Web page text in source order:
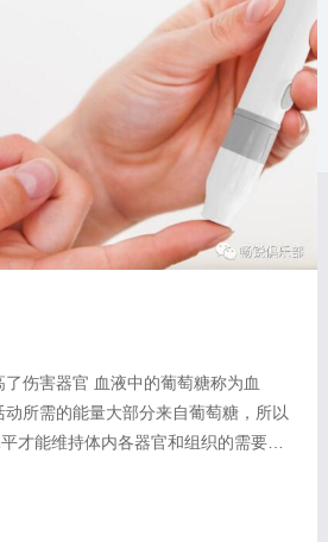
才能维持体内各器官和组织的需要。
意外，心律失常及心肌梗塞。 高血